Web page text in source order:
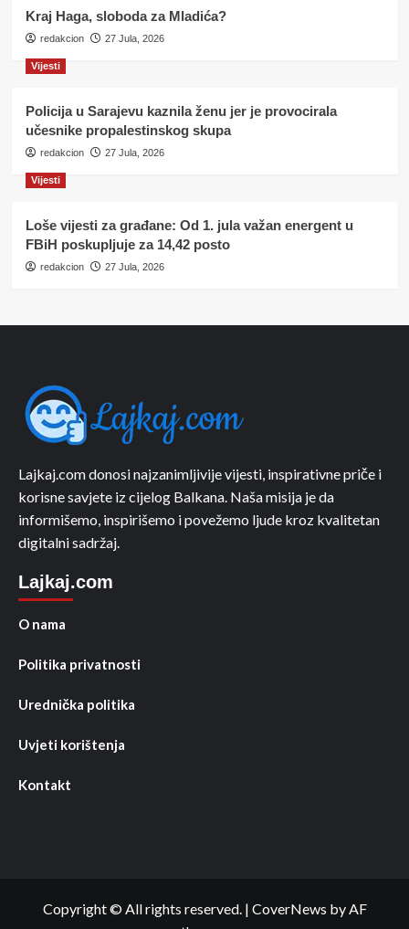
Kraj Haga, sloboda za Mladića?
redakcion 27 Jula, 2026
Vijesti
Policija u Sarajevu kaznila ženu jer je provocirala
učesnike propalestinskog skupa
redakcion 27 Jula, 2026
Vijesti
Loše vijesti za građane: Od 1. jula važan energent u
FBiH poskupljuje za 14,42 posto
redakcion 27 Jula, 2026
Lajkaj.com donosi najzanimljivije vijesti, inspirativne priče i
korisne savjete iz cijelog Balkana. Naša misija je da
informišemo, inspirišemo i povežemo ljude kroz kvalitetan
digitalni sadržaj.
Lajkaj.com
O nama
Politika privatnosti
Urednička politika
Uvjeti korištenja
Kontakt
Copyright © All rights reserved. | CoverNews by AF